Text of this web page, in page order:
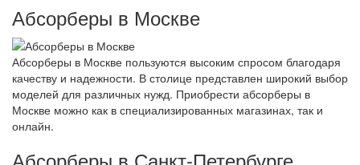
Абсорберы в Москве
Абсорберы в Москве пользуются высоким спросом благодаря
качеству и надежности. В столице представлен широкий выбор
моделей для различных нужд. Приобрести абсорберы в
Москве можно как в специализированных магазинах, так и
онлайн.